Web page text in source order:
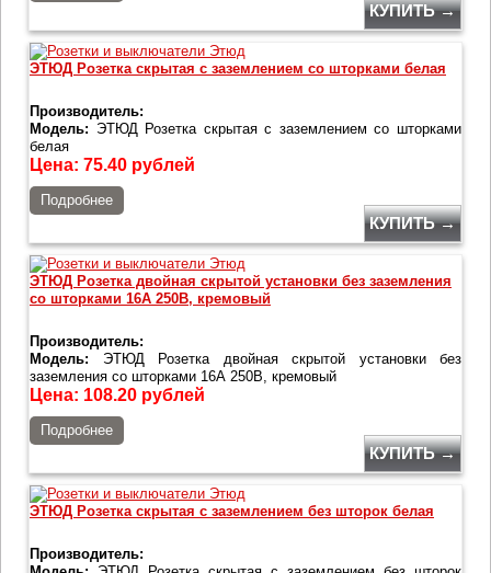
КУПИТЬ →
ЭТЮД Розетка скрытая с заземлением со шторками белая
Производитель:
Модель: ЭТЮД Розетка скрытая с заземлением со шторками
белая
Цена: 75.40 рублей
Подробнее
КУПИТЬ →
ЭТЮД Розетка двойная скрытой установки без заземления
со шторками 16А 250B, кремовый
Производитель:
Модель: ЭТЮД Розетка двойная скрытой установки без
заземления со шторками 16А 250B, кремовый
Цена: 108.20 рублей
Подробнее
КУПИТЬ →
ЭТЮД Розетка скрытая с заземлением без шторок белая
Производитель: